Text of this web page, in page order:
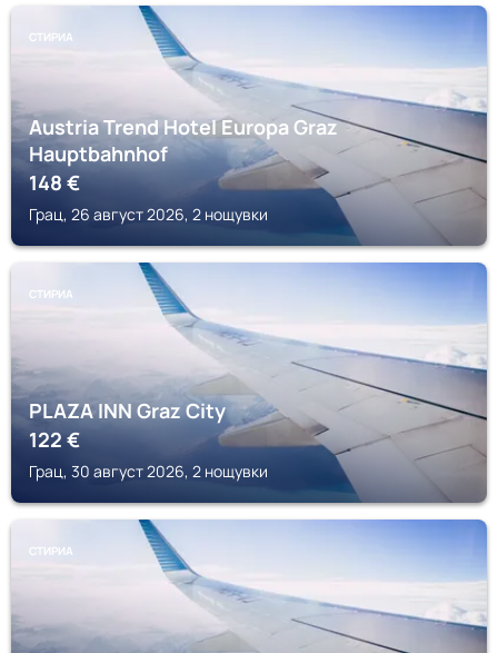
СТИРИА
Austria Trend Hotel Europa Graz
Hauptbahnhof
148€
Грац, 26 август 2026, 2 нощувки
СТИРИА
PLAZA INN Graz City
122€
Грац, 30 август 2026, 2 нощувки
СТИРИА